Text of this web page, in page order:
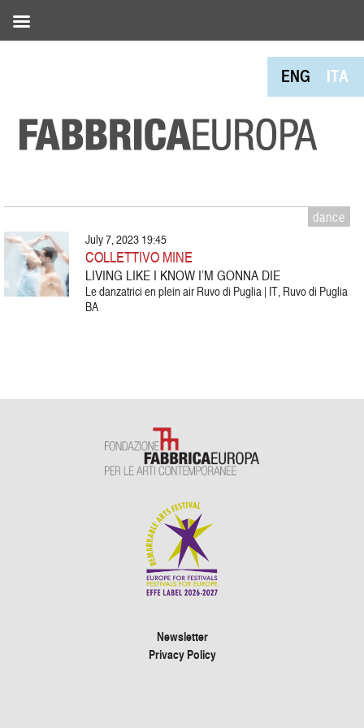
ENG ITA
dance
July 7, 2023 19:45
COLLETTIVO MINE
LIVING LIKE I KNOW I’M GONNA DIE
Le danzatrici en plein air Ruvo di Puglia | IT, Ruvo di Puglia
BA
Newsletter
Privacy Policy